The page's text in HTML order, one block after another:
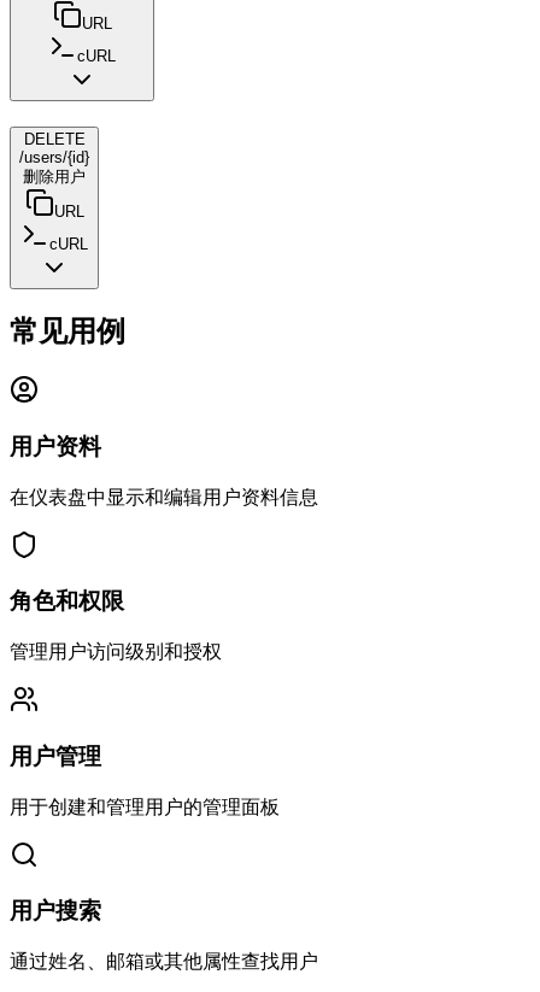
URL
cURL
DELETE
/users/{id}
删除用户
URL
cURL
常见用例
用户资料
在仪表盘中显示和编辑用户资料信息
角色和权限
管理用户访问级别和授权
用户管理
用于创建和管理用户的管理面板
用户搜索
通过姓名、邮箱或其他属性查找用户